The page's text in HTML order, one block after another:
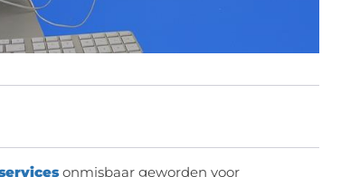
onmisbaar geworden voor